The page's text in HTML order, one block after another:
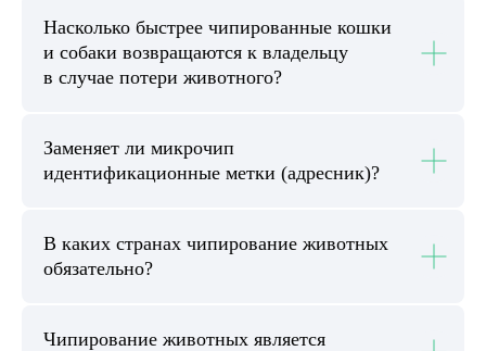
Насколько быстрее чипированные кошки
и собаки возвращаются к владельцу
в случае потери животного?
Заменяет ли микрочип
идентификационные метки (адресник)?
В каких странах чипирование животных
обязательно?
Чипирование животных является